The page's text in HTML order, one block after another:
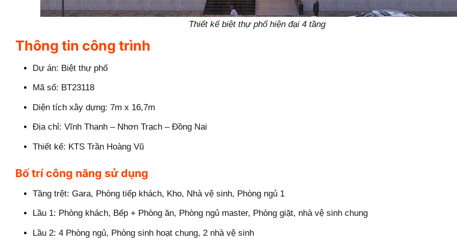
Thiết kế biệt thự phố hiện đại 4 tầng
Thông tin công trình
Dự án: Biệt thự phố
Mã số: BT23118
Diện tích xây dựng: 7m x 16,7m
Địa chỉ: Vĩnh Thanh – Nhơn Trạch – Đồng Nai
Thiết kế: KTS Trần Hoàng Vũ
Bố trí công năng sử dụng
Tầng trệt: Gara, Phòng tiếp khách, Kho, Nhà vệ sinh, Phòng ngủ 1
Lầu 1: Phòng khách, Bếp + Phòng ăn, Phòng ngủ master, Phòng giặt, nhà vệ sinh chung
Lầu 2: 4 Phòng ngủ, Phòng sinh hoạt chung, 2 nhà vệ sinh